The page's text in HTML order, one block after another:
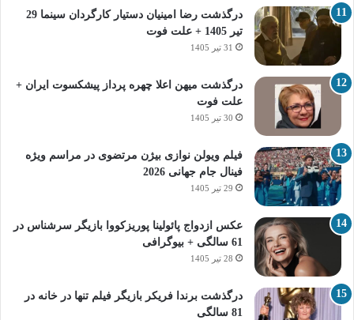
درگذشت رضا امینیان دستیار کارگردان سینما 29
تیر 1405 + علت فوت
31 تیر 1405
درگذشت میهن اعلا چهره پرداز پیشکسوت ایران +
علت فوت
30 تیر 1405
فیلم ویولن نوازی بیژن مرتضوی در مراسم ویژه
فینال جام جهانی 2026
29 تیر 1405
عکس ازدواج پائولینا پوریزکووا بازیگر سرشناس در
61 سالگی + بیوگرافی
28 تیر 1405
درگذشت برندا فریکر بازیگر فیلم تنها در خانه در
81 سالگی